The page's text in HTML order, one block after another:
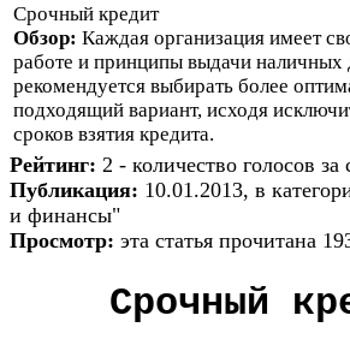
Срочный кредит
Обзор: Каждая организация имеет
работе и принципы выдачи наличных
рекомендуется выбирать более
подходящий вариант, исходя
сроков взятия кредита.
Рейтинг: 2 - количество голосов за
Публикация: 10.01.2013, в
и финансы"
Просмотр: эта статья прочитана
Срочный